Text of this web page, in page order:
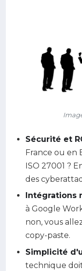
Sécurité et
France ou en
ISO 27001 ?
des
Intégrations
à Google
non, vous
copy-paste.
Simplicité
technique